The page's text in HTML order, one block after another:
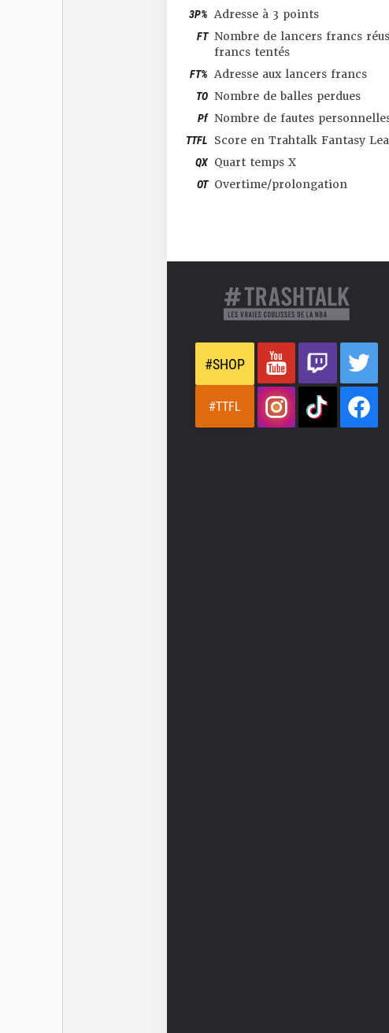
3P% Adresse à 3 points
FT Nombre de lancers francs
francs tentés
FT% Adresse aux lancers francs
TO Nombre de balles perdues
Pf Nombre de fautes
TTFL Score en Trahtalk Fantasy
QX Quart temps X
OT Overtime/prolongation
#SHOP
#TTFL